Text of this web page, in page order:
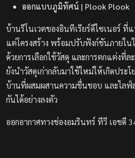
ออกแบบภูมิทัศน์ | Plook Plook
บ้านรีโนเวตของอินทีเรียร์ดีไซเนอร์ ที่
แต่โครงสร้าง พร้อมปรับฟังก์ชันภายใ
ด้วยการเลือกใช้วัสดุ และการตกแต่งที่
ยังนำวัสดุเก่ากลับมาใช้ใหม่ให้เกิดประ
บ้านที่ผสมผสานความชื่นชอบ และไลฟ์ส
กันได้อย่างลงตัว
ออกอากาศทางช่องอมรินทร์ ทีวี เอชดี